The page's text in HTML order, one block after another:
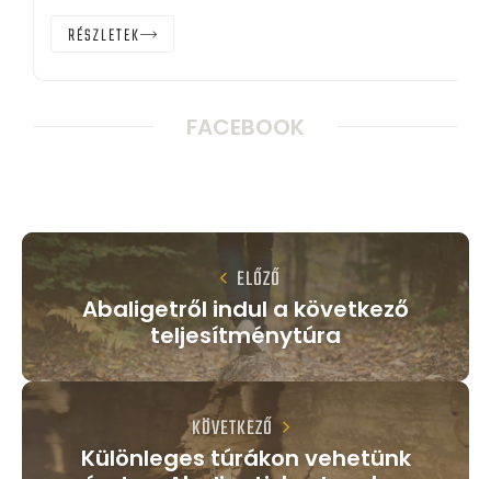
RÉSZLETEK
FACEBOOK
ELŐZŐ
Abaligetről indul a következő
teljesítménytúra
KÖVETKEZŐ
Különleges túrákon vehetünk